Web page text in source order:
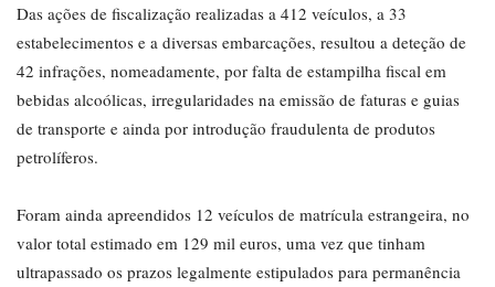
Das ações de fiscalização realizadas a 412 veículos, a 33
estabelecimentos e a diversas embarcações, resultou a deteção de
42 infrações, nomeadamente, por falta de estampilha fiscal em
bebidas alcoólicas, irregularidades na emissão de faturas e guias
de transporte e ainda por introdução fraudulenta de produtos
petrolíferos.
Foram ainda apreendidos 12 veículos de matrícula estrangeira, no
valor total estimado em 129 mil euros, uma vez que tinham
ultrapassado os prazos legalmente estipulados para permanência